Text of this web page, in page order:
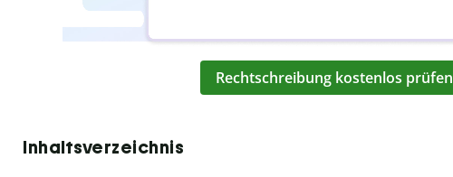
Rechtschreibung kostenlos prüfen
Inhaltsverzeichnis